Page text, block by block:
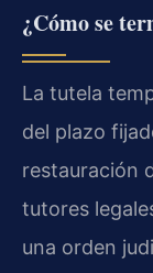
¿Cómo se
La tutela
del plazo
restauración
tutores
una orden